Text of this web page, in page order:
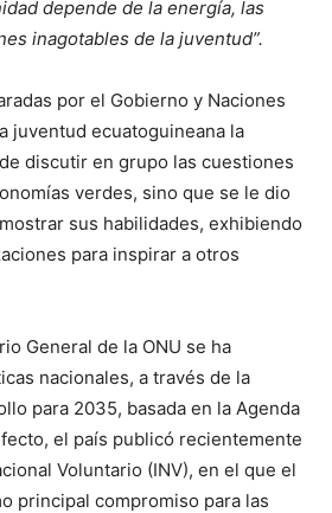
depende de la energía, las
inagotables de la juventud”.
por el Gobierno y Naciones
juventud ecuatoguineana la
discutir en grupo las cuestiones
verdes, sino que se le dio
sus habilidades, exhibiendo
para inspirar a otros
General de la ONU se ha
nacionales, a través de la
para 2035, basada en la Agenda
el país publicó recientemente
Voluntario (INV), en el que el
principal compromiso para las